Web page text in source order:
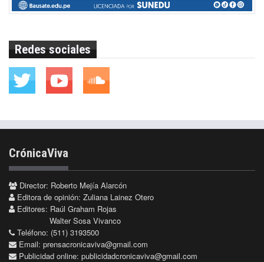
Redes sociales
CrónicaViva
Director: Roberto Mejía Alarcón
Editora de opinión: Zuliana Lainez Otero
Editores: Raúl Graham Rojas
Walter Sosa Vivanco
Teléfono: (511) 3193500
Email: prensacronicaviva@gmail.com
Publicidad online: publicidadcronicaviva@gmail.com